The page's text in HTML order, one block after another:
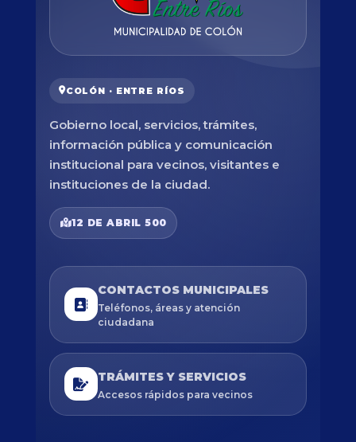
COLÓN · ENTRE RÍOS
Gobierno local, servicios, trámites,
información pública y comunicación
institucional para vecinos, visitantes e
instituciones de la ciudad.
12 DE ABRIL 500
CONTACTOS MUNICIPALES
Teléfonos, áreas y atención
ciudadana
TRÁMITES Y SERVICIOS
Accesos rápidos para vecinos